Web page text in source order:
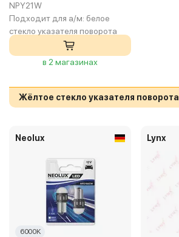
NPY21W
Подходит для а/м: белое
стекло указателя поворота
в 2 магазинах
Жёлтое стекло указателя поворота
Neolux
6000K
Lynx